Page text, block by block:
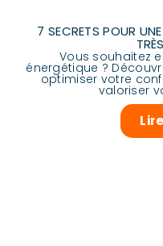
7 SECRETS POUR
Vous souhaitez
énergétique ?
optimiser votre
valoriser